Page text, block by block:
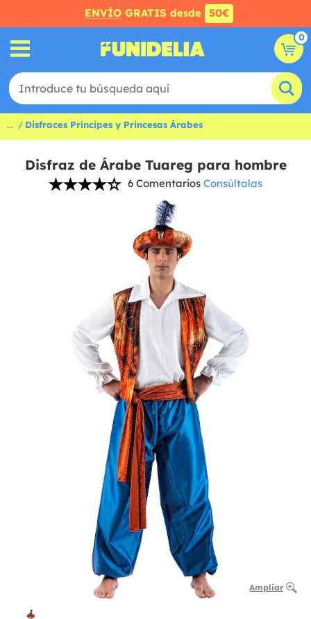
ENVÍO GRATIS desde 50€
0
... Disfraces Príncipes y Princesas Árabes
Disfraz de Árabe Tuareg para hombre
6 Comentarios Consúltalas
Ampliar